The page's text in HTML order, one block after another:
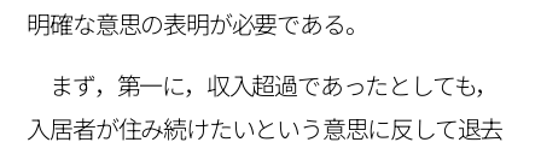
明確な意思の表明が必要である。
まず，第一に，収入超過であったとしても，
入居者が住み続けたいという意思に反して退去